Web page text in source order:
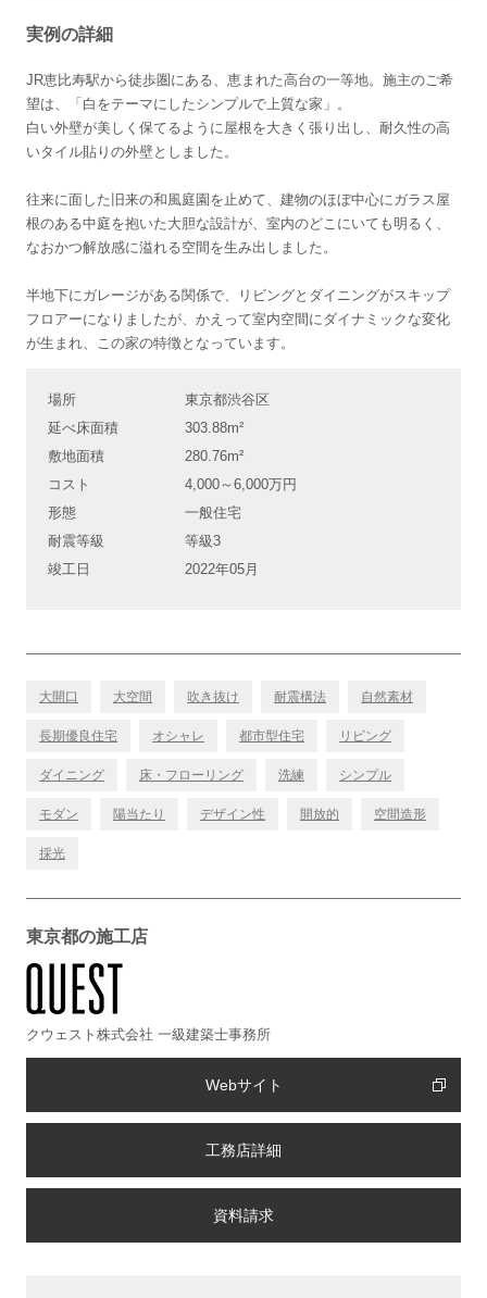
実例の詳細
JR恵比寿駅から徒歩圏にある、恵まれた高台の一等地。施主のご希
望は、「白をテーマにしたシンプルで上質な家」。
白い外壁が美しく保てるように屋根を大きく張り出し、耐久性の高
いタイル貼りの外壁としました。
往来に面した旧来の和風庭園を止めて、建物のほぼ中心にガラス屋
根のある中庭を抱いた大胆な設計が、室内のどこにいても明るく、
なおかつ解放感に溢れる空間を生み出しました。
半地下にガレージがある関係で、リビングとダイニングがスキップ
フロアーになりましたが、かえって室内空間にダイナミックな変化
が生まれ、この家の特徴となっています。
場所
東京都渋谷区
延べ床面積
303.88m²
敷地面積
280.76m²
コスト
4,000～6,000万円
形態
一般住宅
耐震等級
等級3
竣工日
2022年05月
大開口 大空間 吹き抜け 耐震構法 自然素材
長期優良住宅 オシャレ 都市型住宅 リビング
ダイニング 床・フローリング 洗練 シンプル
モダン 陽当たり デザイン性 開放的 空間造形
採光
東京都の施工店
クウェスト株式会社 一級建築士事務所
Webサイト
工務店詳細